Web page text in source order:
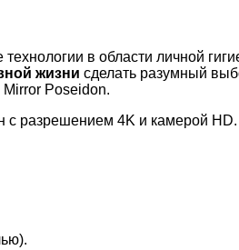
в области личной
жизни сделать разумный
Mirror Poseidon.
с разрешением 4K и камерой